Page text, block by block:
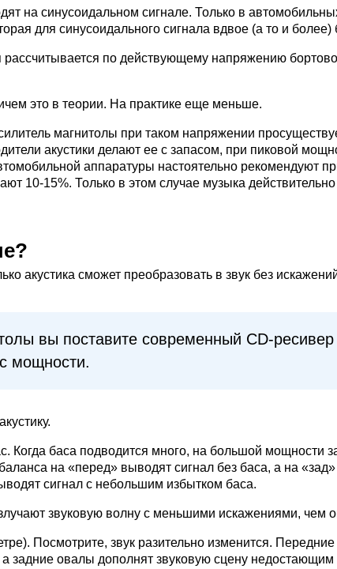
на синусоидальном сигнале. Только в
для синусоидального сигнала вдвое (а то и
по действующему напряжению
это в теории. На практике еще меньше.
магнитолы при таком напряжении
акустики делают ее с запасом, при пиковой
аппаратуры настоятельно рекомендуют
10-15%. Только в этом случае музыка действительно
акустика сможет преобразовать в звук без
вы поставите современный CD-
мощности.
Когда баса подводится много, на большой мощности
на «перед» выводят сигнал без баса, а на
сигнал с небольшим избытком баса.
звуковую волну с меньшими искажениями, чем
Посмотрите, звук разительно изменится.
а задние овалы дополнят звуковую сцену